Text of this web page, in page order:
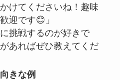
かけてくださいね！趣味
迎です😊」
に挑戦するのが好きで
あればぜひ教えてくだ
きな例